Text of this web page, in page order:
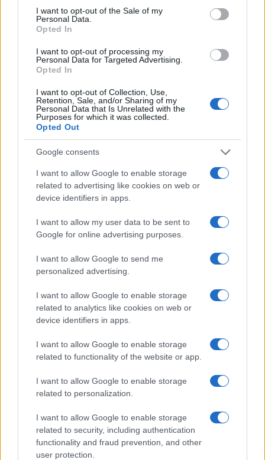
consent section.
I want to opt-out of the Sale of my
Personal Data.
Opted In
I want to opt-out of processing my
Personal Data for Targeted Advertising.
Opted In
I want to opt-out of Collection, Use,
Retention, Sale, and/or Sharing of my
Personal Data that Is Unrelated with the
Purposes for which it was collected.
Opted Out
Google consents
I want to allow Google to enable storage
related to advertising like cookies on web or
device identifiers in apps.
I want to allow my user data to be sent to
Google for online advertising purposes.
I want to allow Google to send me
personalized advertising.
I want to allow Google to enable storage
related to analytics like cookies on web or
device identifiers in apps.
I want to allow Google to enable storage
related to functionality of the website or app.
I want to allow Google to enable storage
related to personalization.
I want to allow Google to enable storage
related to security, including authentication
functionality and fraud prevention, and other
user protection.
La guerre des géants de la tech : Apple contre OpenAI
NEWS
Brent chute de 8,3% : les matières premières corrigent en août
Juliette Bernard · 7 Août 2026